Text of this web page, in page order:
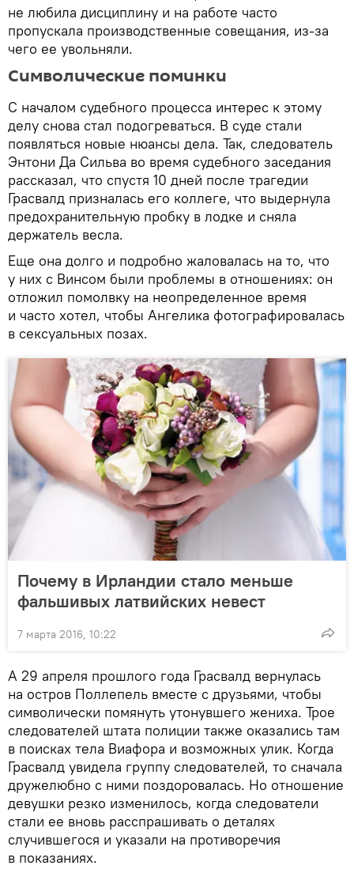
не любила дисциплину и на работе часто
пропускала производственные совещания, из-за
чего ее увольняли.
Символические поминки
С началом судебного процесса интерес к этому
делу снова стал подогреваться. В суде стали
появляться новые нюансы дела. Так, следователь
Энтони Да Сильва во время судебного заседания
рассказал, что спустя 10 дней после трагедии
Грасвалд призналась его коллеге, что выдернула
предохранительную пробку в лодке и сняла
держатель весла.
Еще она долго и подробно жаловалась на то, что
у них с Винсом были проблемы в отношениях: он
отложил помолвку на неопределенное время
и часто хотел, чтобы Ангелика фотографировалась
в сексуальных позах.
Почему в Ирландии стало меньше
фальшивых латвийских невест
7 марта 2016, 10:22
А 29 апреля прошлого года Грасвалд вернулась
на остров Поллепель вместе с друзьями, чтобы
символически помянуть утонувшего жениха. Трое
следователей штата полиции также оказались там
в поисках тела Виафора и возможных улик. Когда
Грасвалд увидела группу следователей, то сначала
дружелюбно с ними поздоровалась. Но отношение
девушки резко изменилось, когда следователи
стали ее вновь расспрашивать о деталях
случившегося и указали на противоречия
в показаниях.